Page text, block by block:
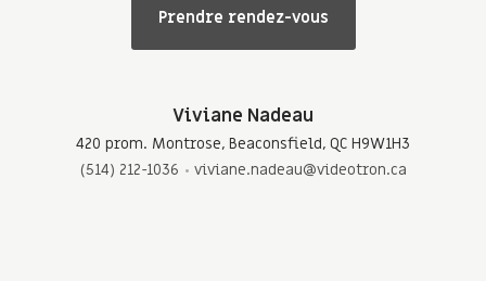
Prendre rendez-vous
Viviane Nadeau
420 prom. Montrose, Beaconsfield, QC H9W1H3
(514) 212-1036
viviane.nadeau@videotron.ca